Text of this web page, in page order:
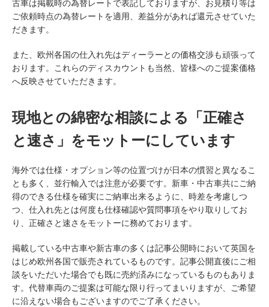
ご依頼時点の為替レートを適用、差益分があれば還元させていた
だきます。
また、欧州各国の仕入れ先はディーラーとの価格交渉も頑張って
おります。これらのディスカウントも当然、皆様へのご提案価格
へ反映させていただきます。
現地との綿密な相談による「正確さ
と速さ」をモットーにしています
海外では仕様・オプション等の位置づけが日本の慣習と異なるこ
とも多く、並行輸入では注意が必要です。新車・中古車共にご納
得のできる仕様を確実にご納車出来るように、時差を考慮しつ
つ、仕入れ先とは何度も仕様確認や質問事項をやり取りしてお
り、正確さと速さをモットーに務めております。
掲載している中古車や新古車の多くは記事公開時において英国を
はじめ欧州各国で販売されているものです。記事公開直後にご相
談をいただいた場合でも既に売約済みになっているものもありま
す。代替車両のご提案は可能な限り行ってまいりますが、ご希望
に沿えない場合もございますのでご了承ください。